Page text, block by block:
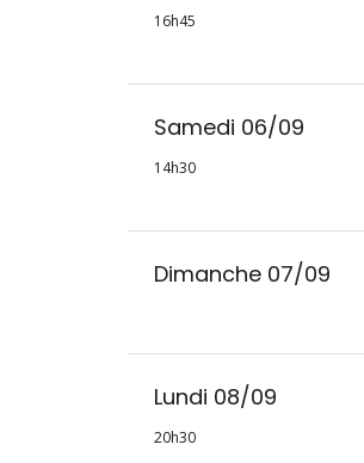
16h45
Samedi 06/09
14h30
Dimanche 07/09
Lundi 08/09
20h30